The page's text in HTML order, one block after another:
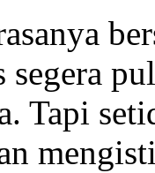
segera
Tapi